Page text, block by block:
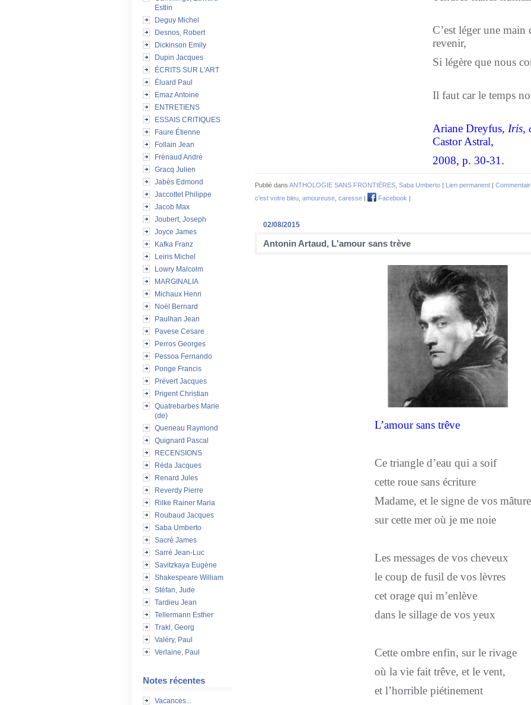
Estlin
Deguy Michel
Desnos, Robert
Dickinson Emily
Dupin Jacques
ÉCRITS SUR L'ART
Éluard Paul
Emaz Antoine
ENTRETIENS
ESSAIS CRITIQUES
Faure Étienne
Follain Jean
Frénaud André
Gracq Julien
Jabès Edmond
Jaccottet Philippe
Jacob Max
Joubert, Joseph
Joyce James
Kafka Franz
Leiris Michel
Lowry Malcolm
MARGINALIA
Michaux Henri
Noël Bernard
Paulhan Jean
Pavese Cesare
Perros Georges
Pessoa Fernando
Ponge Francis
Prévert Jacques
Prigent Christian
Quatrebarbes Marie
(de)
Queneau Raymond
Quignard Pascal
RECENSIONS
Réda Jacques
Renard Jules
Reverdy Pierre
Rilke Rainer Maria
Roubaud Jacques
Saba Umberto
Sacré James
Sarré Jean-Luc
Savitzkaya Eugène
Shakespeare William
Stéfan, Jude
Tardieu Jean
Tellermann Esther
Trakl, Georg
Valéry, Paul
Verlaine, Paul
Notes récentes
Vacances...
C’est léger une main
revenir,
Si légère que nous
Il faut car le temps
Ariane Dreyfus, Iris,
Castor Astral,
2008, p. 30-31.
Publié dans ANTHOLOGIE SANS FRONTIÈRES Saba Umberto | Lien permanent |
c'est votre bleu amoureuse caresse | Facebook |
02/08/2015
Antonin Artaud, L'amour sans trève
L’amour sans trêve
Ce triangle d’eau qui a soif
cette roue sans écriture
Madame, et le signe de vos
sur cette mer où je me noie
Les messages de vos cheveux
le coup de fusil de vos lèvres
cet orage qui m’enlève
dans le sillage de vos yeux
Cette ombre enfin, sur le rivage
où la vie fait trêve, et le vent,
et l’horrible piétinement